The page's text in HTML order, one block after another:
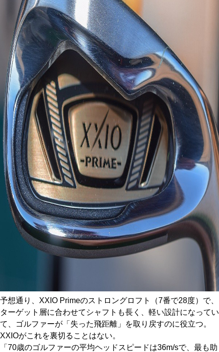
予想通り、XXIO Primeのストロングロフト（7番で28度）で、
ターゲット層に合わせてシャフトも長く、軽い設計になってい
て、ゴルファーが「失った飛距離」を取り戻すのに役立つ。
XXIOがこれを裏切ることはない。
「70歳のゴルファーの平均ヘッドスピードは36m/sで、最も助